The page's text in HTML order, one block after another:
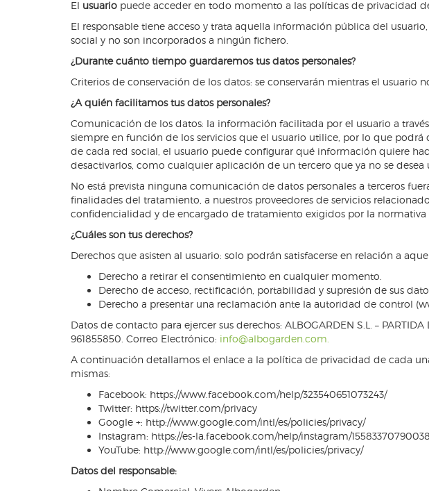
El usuario puede acceder en todo momento a las políticas de privacidad
El responsable tiene acceso y trata aquella información pública del
social y no son incorporados a ningún fichero.
¿Durante cuánto tiempo guardaremos tus datos personales?
Criterios de conservación de los datos: se conservarán mientras el
¿A quién facilitamos tus datos personales?
Comunicación de los datos: la información facilitada por el usuario a
siempre en función de los servicios que el usuario utilice, por lo que
de cada red social, el usuario puede configurar qué información quiere
desactivarlos, como cualquier aplicación de un tercero que ya no se desea
No está prevista ninguna comunicación de datos personales a terceros
finalidades del tratamiento, a nuestros proveedores de servicios
confidencialidad y de encargado de tratamiento exigidos por la normativa
¿Cuáles son tus derechos?
Derechos que asisten al usuario: solo podrán satisfacerse en relación a
Derecho a retirar el consentimiento en cualquier momento.
Derecho de acceso, rectificación, portabilidad y supresión de sus
Derecho a presentar una reclamación ante la autoridad de control
Datos de contacto para ejercer sus derechos: ALBOGARDEN S.L. –
961855850. Correo Electrónico: info@albogarden.com.
A continuación detallamos el enlace a la política de privacidad de cada
mismas:
Facebook: https://www.facebook.com/help/323540651073243/
Twitter: https://twitter.com/privacy
Google +: http://www.google.com/intl/es/policies/privacy/
Instagram: https://es-la.facebook.com/help/instagram/
YouTube: http://www.google.com/intl/es/policies/privacy/
Datos del responsable: